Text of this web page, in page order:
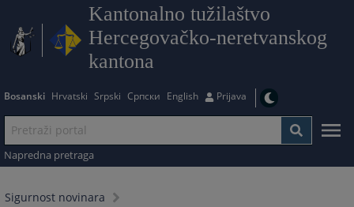
Kantonalno tužilaštvo
Hercegovačko-neretvanskog
kantona
Bosanski Hrvatski Srpski Српски English Prijava
Napredna pretraga
Sigurnost novinara